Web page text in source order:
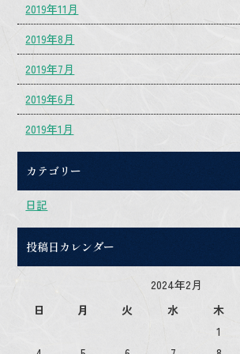
2019年11月
2019年8月
2019年7月
2019年6月
2019年1月
カテゴリー
日記
投稿日カレンダー
2024年2月
日
月 火 水 木
1